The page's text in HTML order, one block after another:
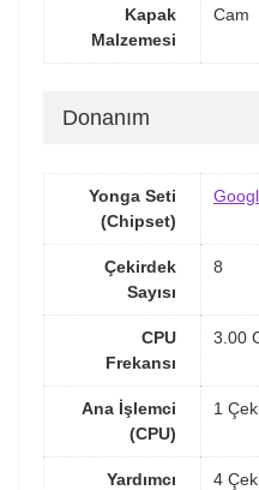
Kapak
Malzemesi
Cam
Donanım
Yonga Seti
(Chipset)
Çekirdek
Sayısı
8
CPU
Frekansı
3.00
Ana İşlemci
(CPU)
1
Yardımcı
4